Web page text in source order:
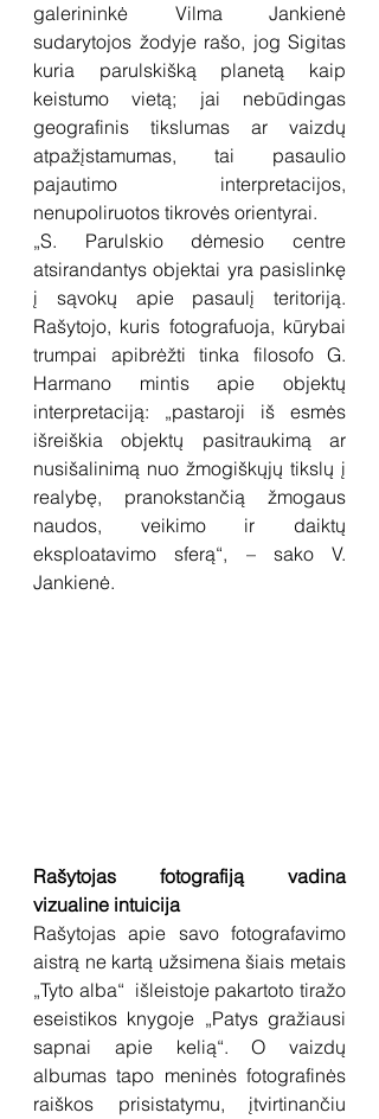
galerininkė Vilma Jankienė
sudarytojos žodyje rašo, jog Sigitas
kuria parulskišką planetą kaip
keistumo vietą; jai nebūdingas
geografinis tikslumas ar vaizdų
atpažįstamumas, tai pasaulio
pajautimo interpretacijos,
nenupoliruotos tikrovės orientyrai.
„S. Parulskio dėmesio centre
atsirandantys objektai yra pasislinkę
į sąvokų apie pasaulį teritoriją.
Rašytojo, kuris fotografuoja, kūrybai
trumpai apibrėžti tinka filosofo G.
Harmano mintis apie objektų
interpretaciją: „pastaroji iš esmės
išreiškia objektų pasitraukimą ar
nusišalinimą nuo žmogiškųjų tikslų į
realybę, pranokstančią žmogaus
naudos, veikimo ir daiktų
eksploatavimo sferą“, – sako V.
Jankienė.
Rašytojas fotografiją vadina
vizualine intuicija
Rašytojas apie savo fotografavimo
aistrą ne kartą užsimena šiais metais
„Tyto alba“  išleistoje pakartoto tiražo
eseistikos knygoje „Patys gražiausi
sapnai apie kelią“. O vaizdų
albumas tapo meninės fotografinės
raiškos prisistatymu, įtvirtinančiu